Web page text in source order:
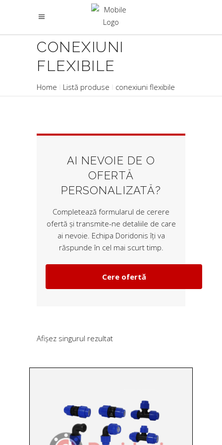
CONEXIUNI
FLEXIBILE
Home Listă produse conexiuni flexibile
AI NEVOIE DE O
OFERTĂ
PERSONALIZATĂ?
Completează formularul de cerere
ofertă și transmite-ne detaliile de care
ai nevoie. Echipa Doridonis îți va
răspunde în cel mai scurt timp.
Cere ofertă
Afișez singurul rezultat